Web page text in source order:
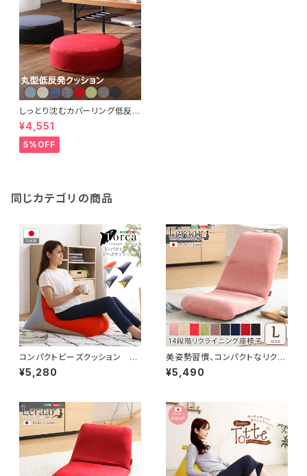
しっとり沈むカバーリング低反発
クッション 洗濯可能なクッショ
ンカバー 丸型【 joue - ジュー
- 】 単品 SH-07-JURD
¥4,551
5%OFF
同じカテゴリの商品
コンパクトビーズクッション 【T
orca-トルカ-】 SH-07-TRC
¥5,280
美姿勢習慣、コンパクトなリクラ
イニング座椅子（Lサイズ）日本
製 | Leraar-リーラー- SH-0
¥5,490